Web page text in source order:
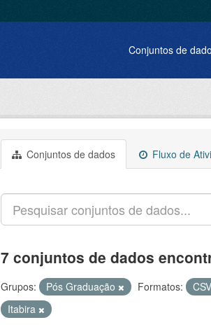
Conjuntos de
Conjuntos de dados Fluxo de
7 conjuntos de dados
Grupos: Pós Graduação Formatos: CSV
Itabira